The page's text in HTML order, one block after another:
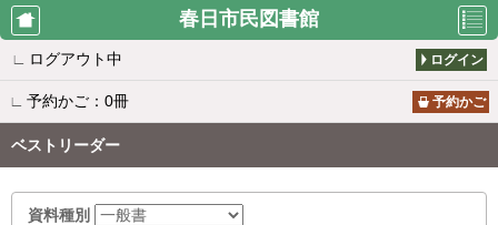
春日市民図書館
新着案内
ダー
所蔵一覧
∟ ログアウト中 ログイン
∟ 予約かご：0冊 予約かご
ベストリーダー
資料種別